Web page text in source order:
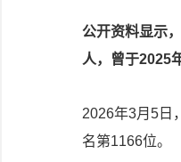
公开资料显示
人，曾于2025
2026年3月5日
名第1166位。